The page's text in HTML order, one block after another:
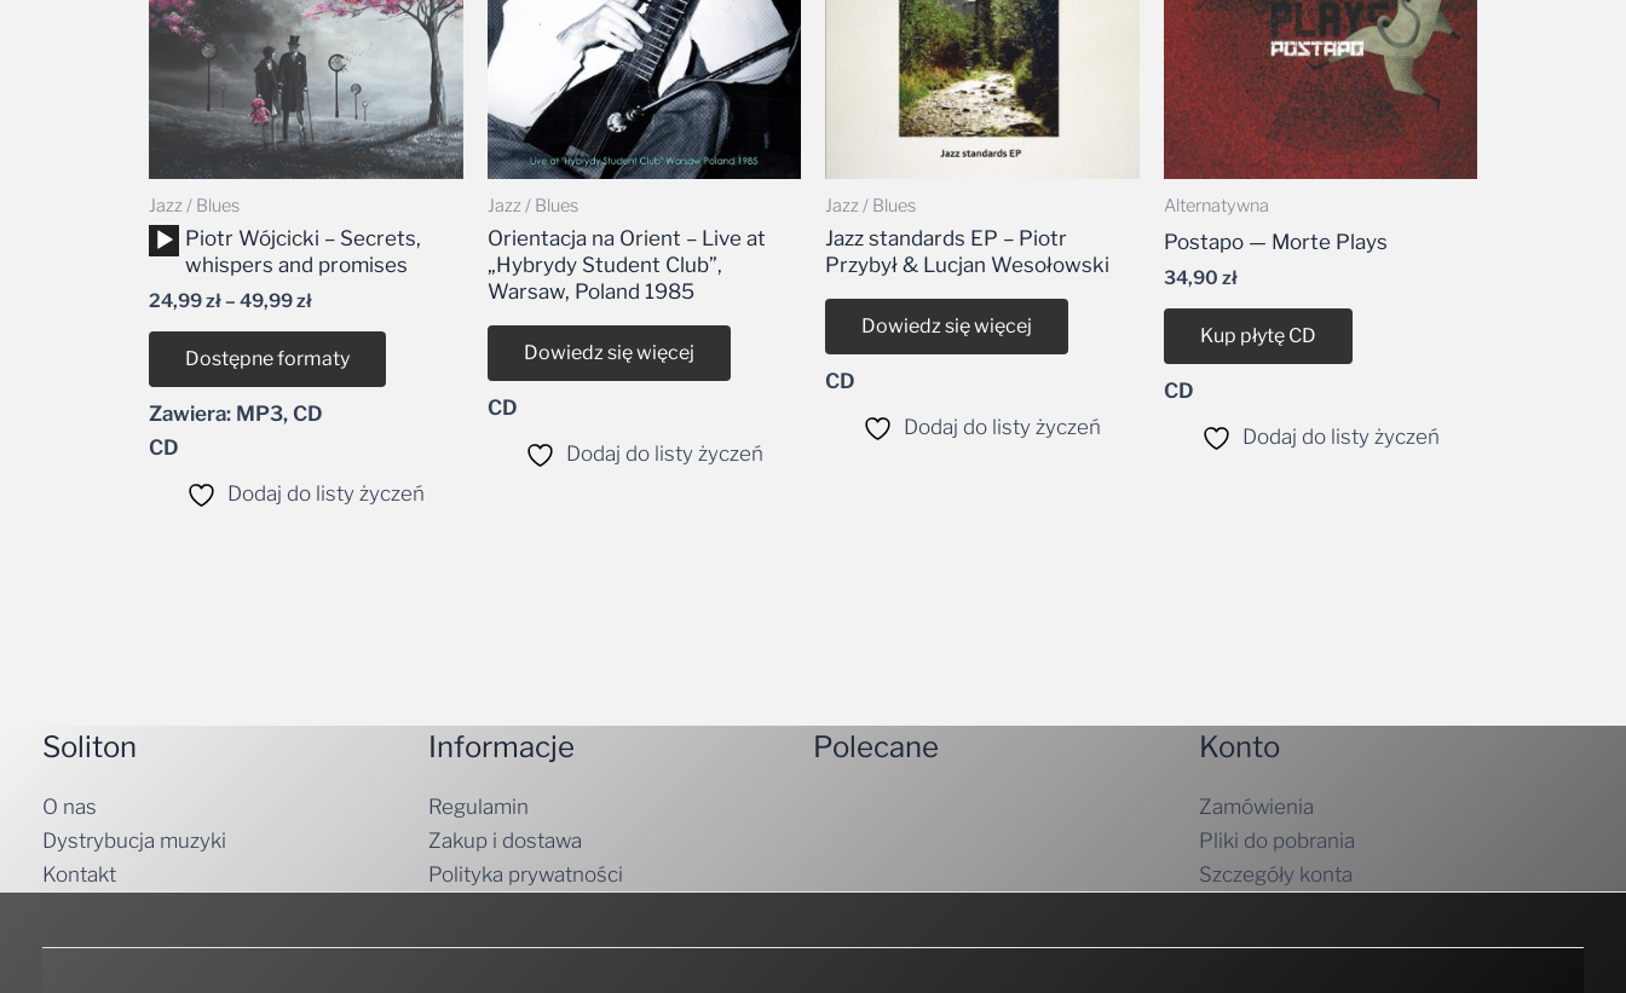
Jazz / Blues
Odtwarzacz
plików
dźwiękowych
Piotr Wójcicki – Secrets,
whispers and promises
24,99zł– 49,99zł
Dostępne formaty
Zawiera: MP3, CD
CD
Dodaj do listy życzeń
Jazz / Blues
Orientacja na Orient – Live at
„Hybrydy Student Club”,
Warsaw, Poland 1985
Dowiedz się więcej
CD
Dodaj do listy życzeń
Jazz / Blues
Jazz standards EP – Piotr
Przybył & Lucjan Wesołowski
Dowiedz się więcej
CD
Dodaj do listy życzeń
Alternatywna
Postapo — Morte Plays
34,90 zł
Kup płytę CD
CD
Dodaj do listy życzeń
Soliton
O nas
Dystrybucja muzyki
Kontakt
Informacje
Regulamin
Zakup i dostawa
Polityka prywatności
Polecane Konto
Zamówienia
Pliki do pobrania
Szczegóły konta